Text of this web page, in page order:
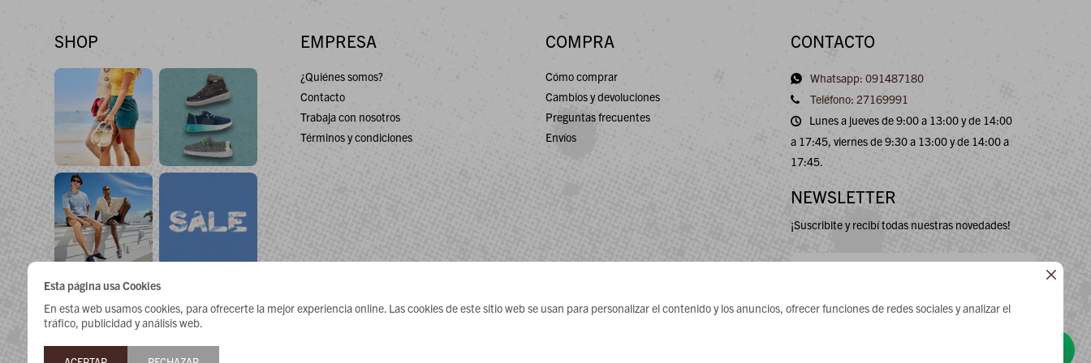

Esta página usa Cookies
En esta web usamos cookies, para ofrecerte la mejor experiencia online. Las cookies de este sitio web se usan para personalizar el contenido y los anuncios, ofrecer funciones de redes sociales y analizar el
tráfico, publicidad y análisis web.
SHOP EMPRESA
¿Quiénes somos?
Contacto
Trabaja con nosotros
Términos y condiciones
COMPRA
Cómo comprar
Cambios y devoluciones
Preguntas frecuentes
Envíos
CONTACTO
Whatsapp: 091487180
Teléfono: 27169991
Lunes a jueves de 9:00 a 13:00 y de 14:00
a 17:45, viernes de 9:30 a 13:00 y de 14:00 a
17:45.
NEWSLETTER
¡Suscribite y recibí todas nuestras novedades!